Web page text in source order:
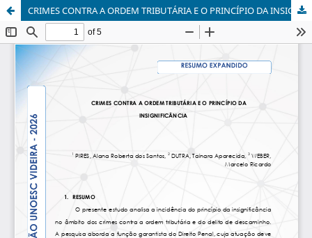
CRIMES CONTRA A ORDEM TRIBUTÁRIA E O PRINCÍPIO DA INSIGNIFICÂNCIA